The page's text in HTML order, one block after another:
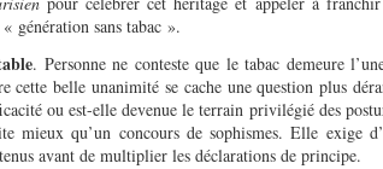
génération sans tabac ».
. Personne ne conteste que le tabac demeure
cette belle unanimité se cache une question plus
ou est-elle devenue le terrain privilégié des
mieux qu’un concours de sophismes. Elle exige
avant de multiplier les déclarations de principe.